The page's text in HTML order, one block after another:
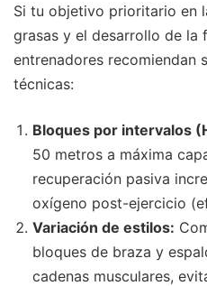
Si tu objetivo prioritario en
grasas y el desarrollo de la
entrenadores recomiendan
técnicas:
Bloques por intervalos
50 metros a máxima
recuperación pasiva
oxígeno post-ejercicio
Variación de estilos:
bloques de braza y
cadenas musculares,